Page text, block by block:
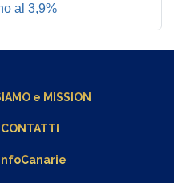
al 3,9%
e MISSION